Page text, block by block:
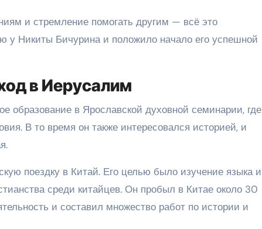
и стремление помогать другим — всё это
Никиты Бичурина и положило начало его успешной
в Иерусалим
образование в Ярославской духовной семинарии, где
В то время он также интересовался историей, и
поездку в Китай. Его целью было изучение языка и
среди китайцев. Он пробыл в Китае около 30
и составил множество работ по истории и